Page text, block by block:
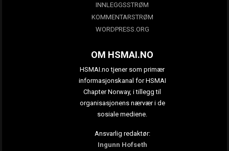
INNLEGGSSTRØM
KOMMENTARSTRØM
WORDPRESS.ORG
OM HSMAI.NO
HSMAI.no tjener som primær
informasjonskanal for HSMAI
Chapter Norway, i tillegg til
organisasjonens nærvær i de
sosiale mediene.
Ansvarlig redaktør:
Ingunn Hofseth